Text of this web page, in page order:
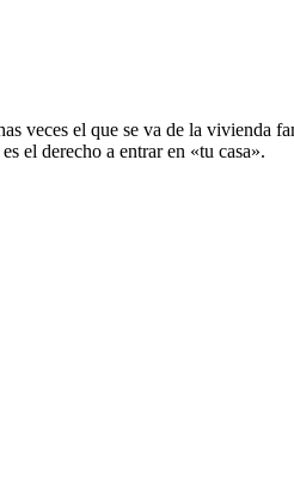
veces el que se va de la vivienda
el derecho a entrar en «tu casa».